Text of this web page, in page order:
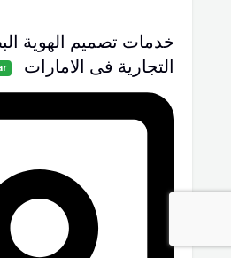
خدمات تصميم الهوية
التجارية فى الامارات